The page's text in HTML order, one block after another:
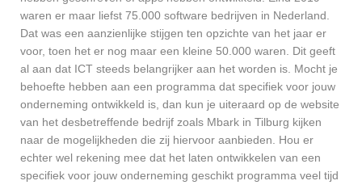
waren er maar liefst 75.000 software bedrijven in Nederland.
Dat was een aanzienlijke stijgen ten opzichte van het jaar er
voor, toen het er nog maar een kleine 50.000 waren. Dit geeft
al aan dat ICT steeds belangrijker aan het worden is. Mocht je
behoefte hebben aan een programma dat specifiek voor jouw
onderneming ontwikkeld is, dan kun je uiteraard op de website
van het desbetreffende bedrijf zoals Mbark in Tilburg kijken
naar de mogelijkheden die zij hiervoor aanbieden. Hou er
echter wel rekening mee dat het laten ontwikkelen van een
specifiek voor jouw onderneming geschikt programma veel tijd